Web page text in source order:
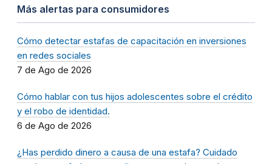
Más alertas para consumidores
Cómo detectar estafas de capacitación en inversiones
en redes sociales
7 de Ago de 2026
Cómo hablar con tus hijos adolescentes sobre el crédito
y el robo de identidad.
6 de Ago de 2026
¿Has perdido dinero a causa de una estafa? Cuidado